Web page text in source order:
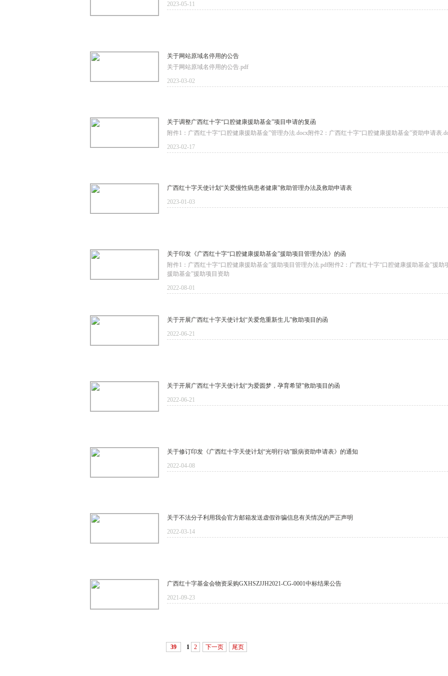
2023-05-11
关于网站原域名停用的公告
关于网站原域名停用的公告.pdf
2023-03-02
关于调整广西红十字“口腔健康援助基金”项目申请的复函
附件1：广西红十字“口腔健康援助基金”管理办法.docx附件2：广西红十字“口腔健康援助基金”资助申请表
2023-02-17
广西红十字天使计划“关爱慢性病患者健康”救助管理办法及救助申请表
2023-01-03
关于印发《广西红十字“口腔健康援助基金”援助项目管理办法》的函
附件1：广西红十字“口腔健康援助基金”援助项目管理办法.pdf附件2：广西红十字“口腔健康援助基金”援
援助基金”援助项目资助
2022-08-01
关于开展广西红十字天使计划“关爱危重新生儿”救助项目的函
2022-06-21
关于开展广西红十字天使计划“为爱圆梦，孕育希望”救助项目的函
2022-06-21
关于修订印发《广西红十字天使计划“光明行动”眼病资助申请表》的通知
2022-04-08
关于不法分子利用我会官方邮箱发送虚假诈骗信息有关情况的严正声明
2022-03-14
广西红十字基金会物资采购GXHSZJJH2021-CG-0001中标结果公告
2021-09-23
39 1 2 下一页 尾页